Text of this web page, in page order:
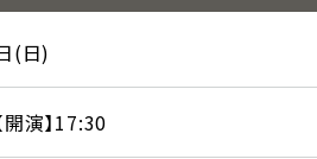
(日)
演】17:30